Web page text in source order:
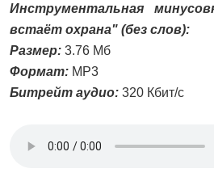
Инструментальная
встаёт охрана" (без слов):
Размер: 3.76 Мб
Формат: MP3
Битрейт аудио: 320 Кбит/с